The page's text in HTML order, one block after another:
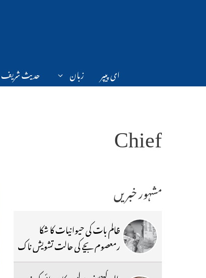
ای پیپر زبان حدیث شریف
Chief
مشہور خبریں
ظالم بات کی حیوانیات کا شکا
رمعصوم بچے کی حالت تشویش ناک